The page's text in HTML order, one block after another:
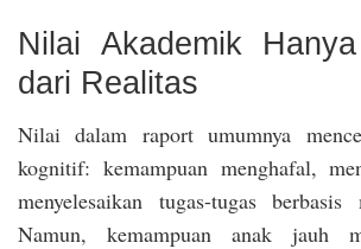
Nilai Akademik
dari Realitas
Nilai dalam raport umumnya
kognitif: kemampuan menghafal,
menyelesaikan tugas-tugas berbasis
Namun, kemampuan anak jauh